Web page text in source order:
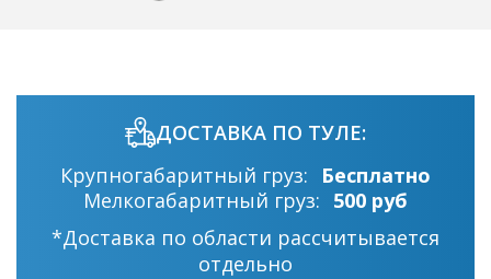
ДОСТАВКА ПО ТУЛЕ:
Крупногабаритный груз:
Бесплатно
Мелкогабаритный груз: 500 руб
*Доставка по области рассчитывается
отдельно